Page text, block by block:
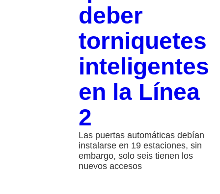
deber
torniquetes
inteligentes
en la Línea
2
Las puertas automáticas debían
instalarse en 19 estaciones, sin
embargo, solo seis tienen los
nuevos accesos